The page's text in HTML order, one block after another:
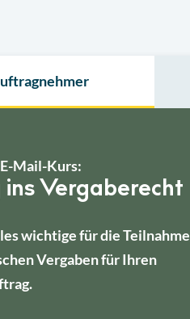
Mail-Kurs:
ins Vergaberecht
wichtige für die Teilnahme
Vergaben für Ihren